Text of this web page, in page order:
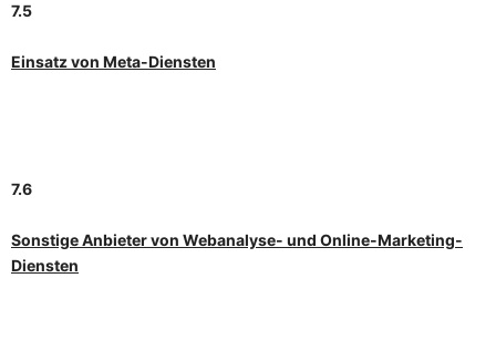
7.5
Einsatz von Meta-Diensten
7.6
Sonstige Anbieter von Webanalyse- und Online-Marketing-
Diensten